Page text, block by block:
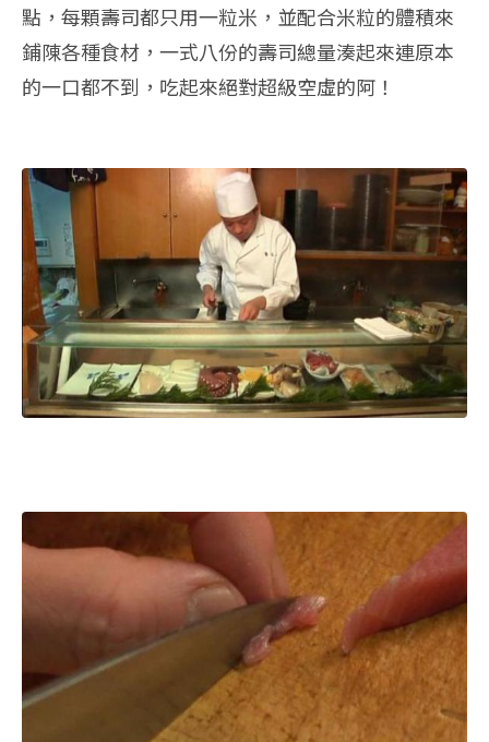
點，每顆壽司都只用一粒米，並配合米粒的體積來
鋪陳各種食材，一式八份的壽司總量湊起來連原本
的一口都不到，吃起來絕對超級空虛的阿！